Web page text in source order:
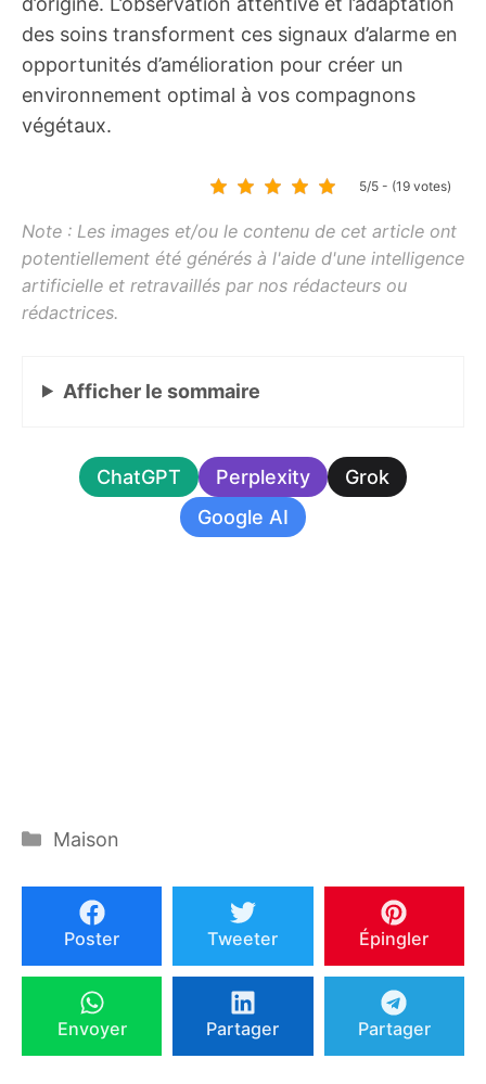
des soins transforment ces signaux d’alarme en
opportunités d’amélioration pour créer un
environnement optimal à vos compagnons
végétaux.
5/5 - (19 votes)
Afficher le sommaire
ChatGPT Perplexity
Grok
Google AI
Catégories
Maison
Poster Tweeter Épingler
Envoyer Partager Partager